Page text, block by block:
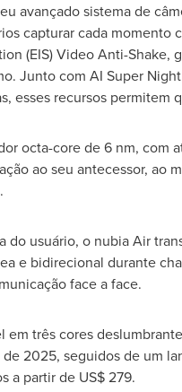
avançado sistema de
capturar cada
(EIS) Video Anti-
Junto com AI Super
esses recursos
octa-core de 6 nm, com
ao seu antecessor,
do usuário, o nubia Air
e bidirecional durante
face a face.
em três cores
2025, seguidos de um
a partir de US$ 279.